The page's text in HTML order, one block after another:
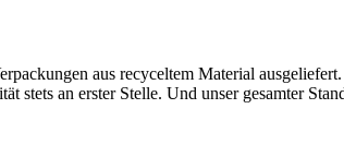
aus recyceltem Material
an erster Stelle. Und unser gesamter